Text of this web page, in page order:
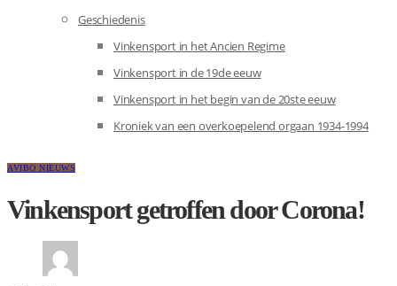
Geschiedenis
Vinkensport in het Ancien Regime
Vinkensport in de 19de eeuw
Vinkensport in het begin van de 20ste eeuw
Kroniek van een overkoepelend orgaan 1934-1994
AVIBO NIEUWS
Vinkensport getroffen door Corona!